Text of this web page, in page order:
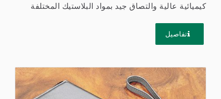
كيميائية عالية والتصاق جيد بمواد البلاستيك المختلفة
تفاصيل